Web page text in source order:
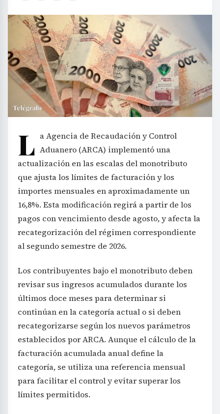
L a Agencia de Recaudación y Control
Aduanero (ARCA) implementó una
actualización en las escalas del monotributo
que ajusta los límites de facturación y los
importes mensuales en aproximadamente un
16,8%. Esta modificación regirá a partir de los
pagos con vencimiento desde agosto, y afecta la
recategorización del régimen correspondiente
al segundo semestre de 2026.
Los contribuyentes bajo el monotributo deben
revisar sus ingresos acumulados durante los
últimos doce meses para determinar si
continúan en la categoría actual o si deben
recategorizarse según los nuevos parámetros
establecidos por ARCA. Aunque el cálculo de la
facturación acumulada anual define la
categoría, se utiliza una referencia mensual
para facilitar el control y evitar superar los
límites permitidos.